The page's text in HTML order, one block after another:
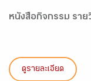
หนังสือกิจกรรม ราย
ดูรายละเอียด